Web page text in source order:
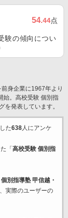
54.44点
験の傾向につい
身企業に1967年より
始。高校受験 個別指
を発表しています。
た638人にアンケ
「 高校受験 個別指
別指導塾 甲信越・
実際のユーザーの